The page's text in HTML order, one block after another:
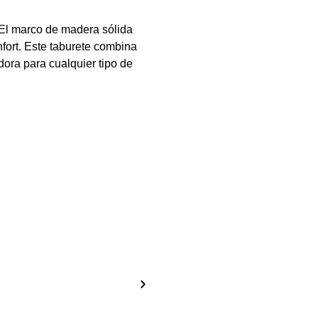
marco de madera sólida
Este taburete combina
para cualquier tipo de